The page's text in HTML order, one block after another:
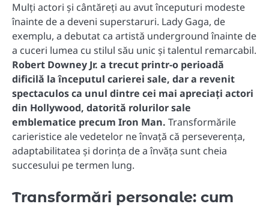
Mulți actori și cântăreți au avut începuturi modeste
înainte de a deveni superstaruri. Lady Gaga, de
exemplu, a debutat ca artistă underground înainte de
a cuceri lumea cu stilul său unic și talentul remarcabil.
Robert Downey Jr. a trecut printr-o perioadă
dificilă la începutul carierei sale, dar a revenit
spectaculos ca unul dintre cei mai apreciați actori
din Hollywood, datorită rolurilor sale
emblematice precum Iron Man. Transformările
carieristice ale vedetelor ne învață că perseverența,
adaptabilitatea și dorința de a învăța sunt cheia
succesului pe termen lung.
Transformări personale: cum